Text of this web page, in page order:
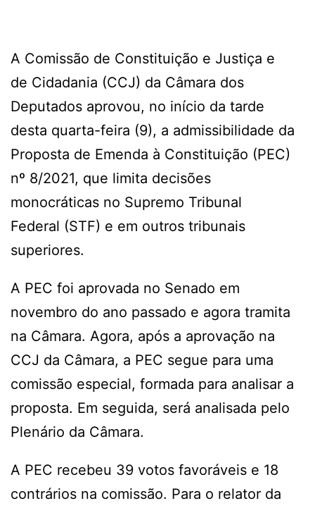
A Comissão de Constituição e Justiça e
de Cidadania (CCJ) da Câmara dos
Deputados aprovou, no início da tarde
desta quarta-feira (9), a admissibilidade da
Proposta de Emenda à Constituição (PEC)
nº 8/2021, que limita decisões
monocráticas no Supremo Tribunal
Federal (STF) e em outros tribunais
superiores.
A PEC foi aprovada no Senado em
novembro do ano passado e agora tramita
na Câmara. Agora, após a aprovação na
CCJ da Câmara, a PEC segue para uma
comissão especial, formada para analisar a
proposta. Em seguida, será analisada pelo
Plenário da Câmara.
A PEC recebeu 39 votos favoráveis e 18
contrários na comissão. Para o relator da